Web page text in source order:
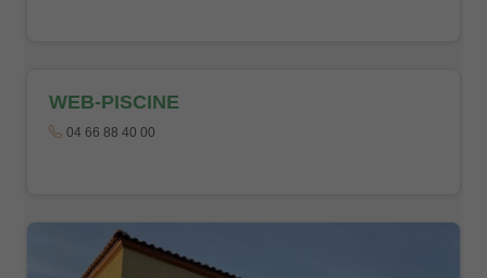
WEB-PISCINE
04 66 88 40 00